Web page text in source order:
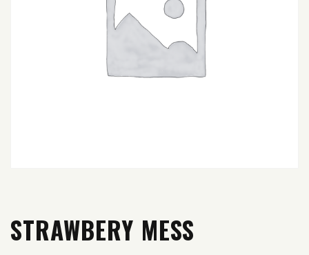
STRAWBERY MESS